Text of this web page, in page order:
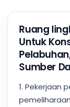
Ruang
Untuk
Sumber
1. Pekerjaan